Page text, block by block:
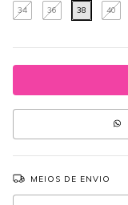
34
36 38 40
MEIOS DE ENVIO
Entregas para o CEP: